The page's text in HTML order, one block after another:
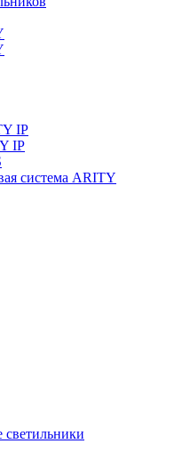
IP
IP
система ARITY